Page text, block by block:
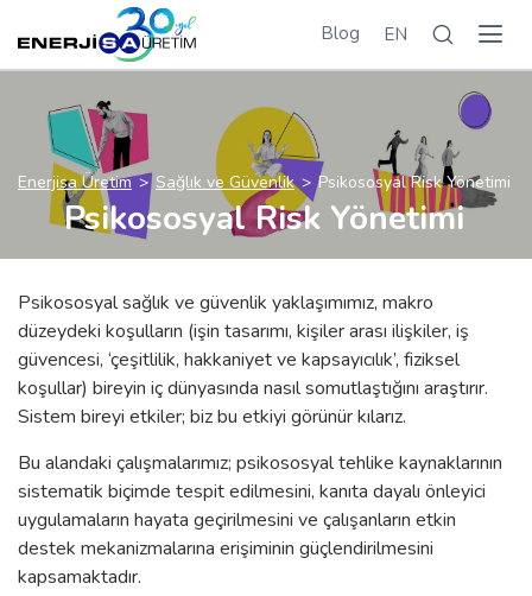
Blog EN
Enerjisa Üretim Sağlık ve Güvenlik Psikososyal Risk Yönetimi
Psikososyal Risk Yönetimi
Psikososyal sağlık ve güvenlik yaklaşımımız, makro
düzeydeki koşulların (işin tasarımı, kişiler arası ilişkiler, iş
güvencesi, ‘çeşitlilik, hakkaniyet ve kapsayıcılık’, fiziksel
koşullar) bireyin iç dünyasında nasıl somutlaştığını araştırır.
Sistem bireyi etkiler; biz bu etkiyi görünür kılarız.
Bu alandaki çalışmalarımız; psikososyal tehlike kaynaklarının
sistematik biçimde tespit edilmesini, kanıta dayalı önleyici
uygulamaların hayata geçirilmesini ve çalışanların etkin
destek mekanizmalarına erişiminin güçlendirilmesini
kapsamaktadır.